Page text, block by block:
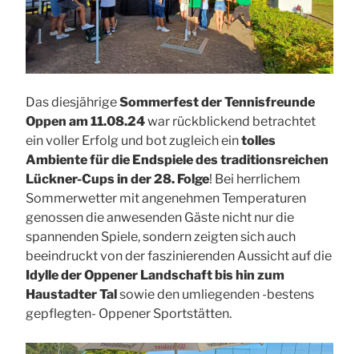
Das diesjährigeSommerfest der Tennisfreunde
Oppen am 11.08.24war rückblickend betrachtet
ein voller Erfolg und bot zugleich eintolles
Ambiente für die Endspiele des traditionsreichen
Lückner-Cups in der 28. Folge! Bei herrlichem
Sommerwetter mit angenehmen Temperaturen
genossen die anwesenden Gäste nicht nur die
spannenden Spiele, sondern zeigten sich auch
beeindruckt von der faszinierenden Aussicht auf die
Idylle der Oppener Landschaft bis hin zum
Haustadter Tal sowie den umliegenden -bestens
gepflegten- Oppener Sportstätten.